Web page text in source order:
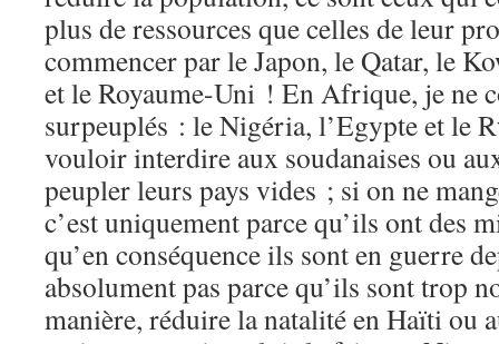
plus de ressources que celles de leur
commencer par le Japon, le Qatar, le
et le Royaume-Uni ! En Afrique, je ne
surpeuplés : le Nigéria, l’Egypte et le
vouloir interdire aux soudanaises ou
peupler leurs pays vides ; si on ne
c’est uniquement parce qu’ils ont des
qu’en conséquence ils sont en guerre
absolument pas parce qu’ils sont trop
manière, réduire la natalité en Haïti ou